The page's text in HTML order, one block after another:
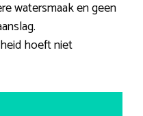
watersmaak en geen
hoeft niet